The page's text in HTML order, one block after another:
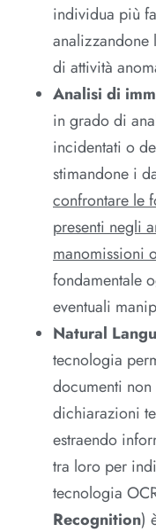
individua più
di attività
Analisi di
in grado di
incidentati o
stimandone i
confrontare le
presenti negli
manomissioni
fondamentale
eventuali
Natural
tecnologia
documenti
dichiarazioni
estraendo
tra loro per
tecnologia
Recognition)